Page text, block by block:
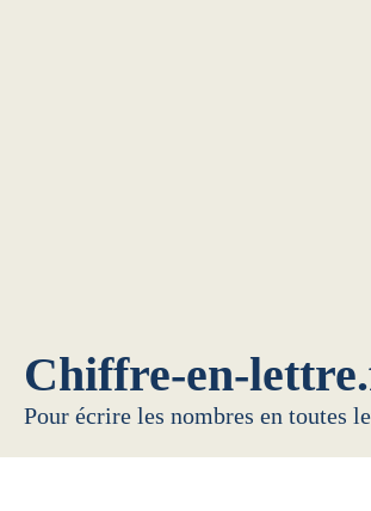
Chiffre-en-
Pour écrire les nombres en toutes